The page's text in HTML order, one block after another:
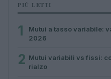
PIÙ LETTI
1
Mutui a tasso variabile:
2026
2 Mutui variabili vs fissi:
rialzo